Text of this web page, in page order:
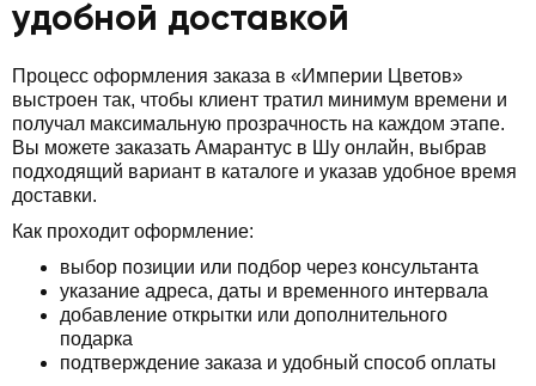
удобной доставкой
Процесс оформления заказа в «Империи Цветов»
выстроен так, чтобы клиент тратил минимум времени и
получал максимальную прозрачность на каждом этапе.
Вы можете заказать Амарантус в Шу онлайн, выбрав
подходящий вариант в каталоге и указав удобное время
доставки.
Как проходит оформление:
выбор позиции или подбор через консультанта
указание адреса, даты и временного интервала
добавление открытки или дополнительного
подарка
подтверждение заказа и удобный способ оплаты